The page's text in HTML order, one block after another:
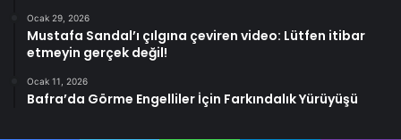
Ocak 29, 2026
Mustafa Sandal’ı çılgına çeviren video: Lütfen itibar
etmeyin gerçek değil!
Ocak 11, 2026
Bafra’da Görme Engelliler İçin Farkındalık Yürüyüşü